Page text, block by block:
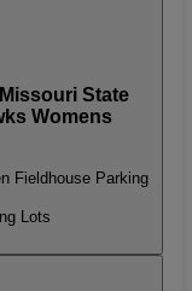
State
Womens
Fieldhouse Parking
Lots